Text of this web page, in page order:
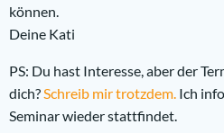
können.
Deine Kati
PS: Du hast Interesse, aber der
dich?Schreib mir trotzdem. Ich
Seminar wieder stattfindet.